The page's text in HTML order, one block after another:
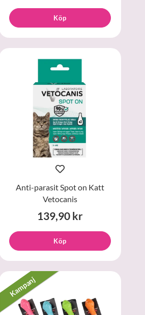
Köp
Anti-parasit Spot on Katt
Vetocanis
139,90 kr
Köp
Kampanj